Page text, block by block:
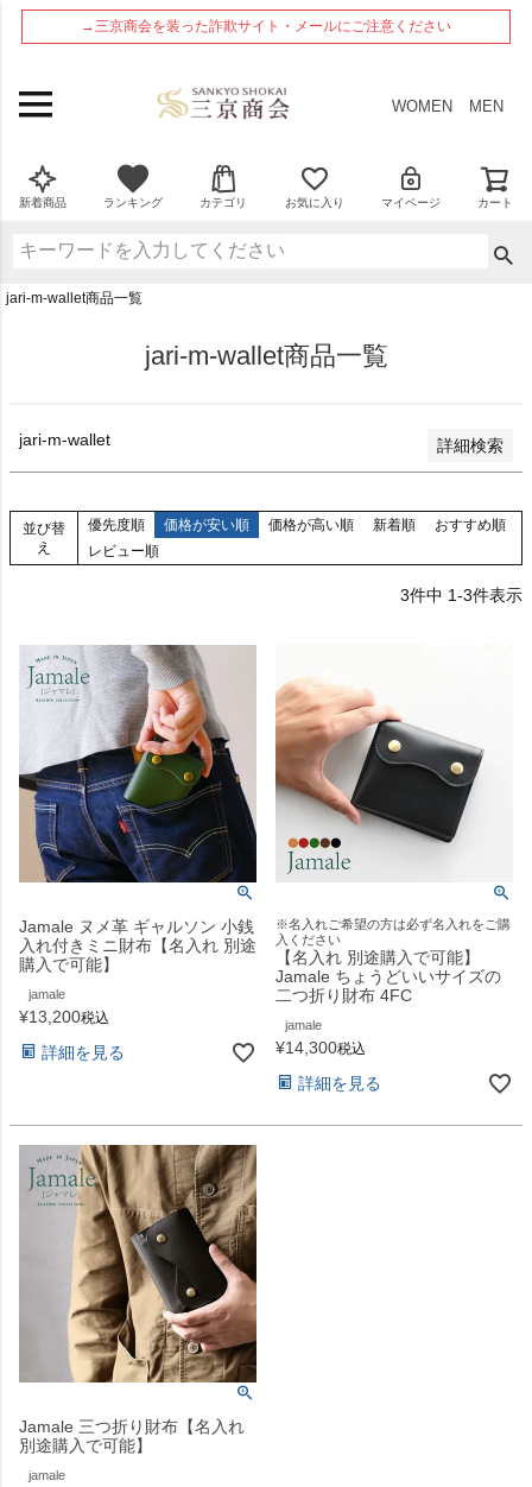
→三京商会を装った詐欺サイト・メールにご注意ください
WOMEN MEN
新着商品 ランキング カテゴリ お気に入り マイページ カート
jari-m-wallet商品一覧
jari-m-wallet商品一覧
jari-m-wallet 詳細検索
在庫なし商品
在庫なし商品を表示しない
新着順
価格が安い順
レビュー順
並び替
え
優先度順 価格が安い順 価格が高い順 新着順
おすすめ順
レビュー順
3件中 1-3件表示
Jamale ヌメ革 ギャルソン 小銭
入れ付きミニ財布【名入れ 別途
購入で可能】
jamale
¥13,200税込
詳細を見る
※名入れご希望の方は必ず名入れをご購
入ください
【名入れ 別途購入で可能】
Jamale ちょうどいいサイズの
二つ折り財布 4FC
jamale
¥14,300税込
詳細を見る
Jamale 三つ折り財布【名入れ
別途購入で可能】
jamale
ペー